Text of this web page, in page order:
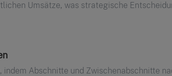
Umsätze, was strategische
Abschnitte und Zwischenabschnitte